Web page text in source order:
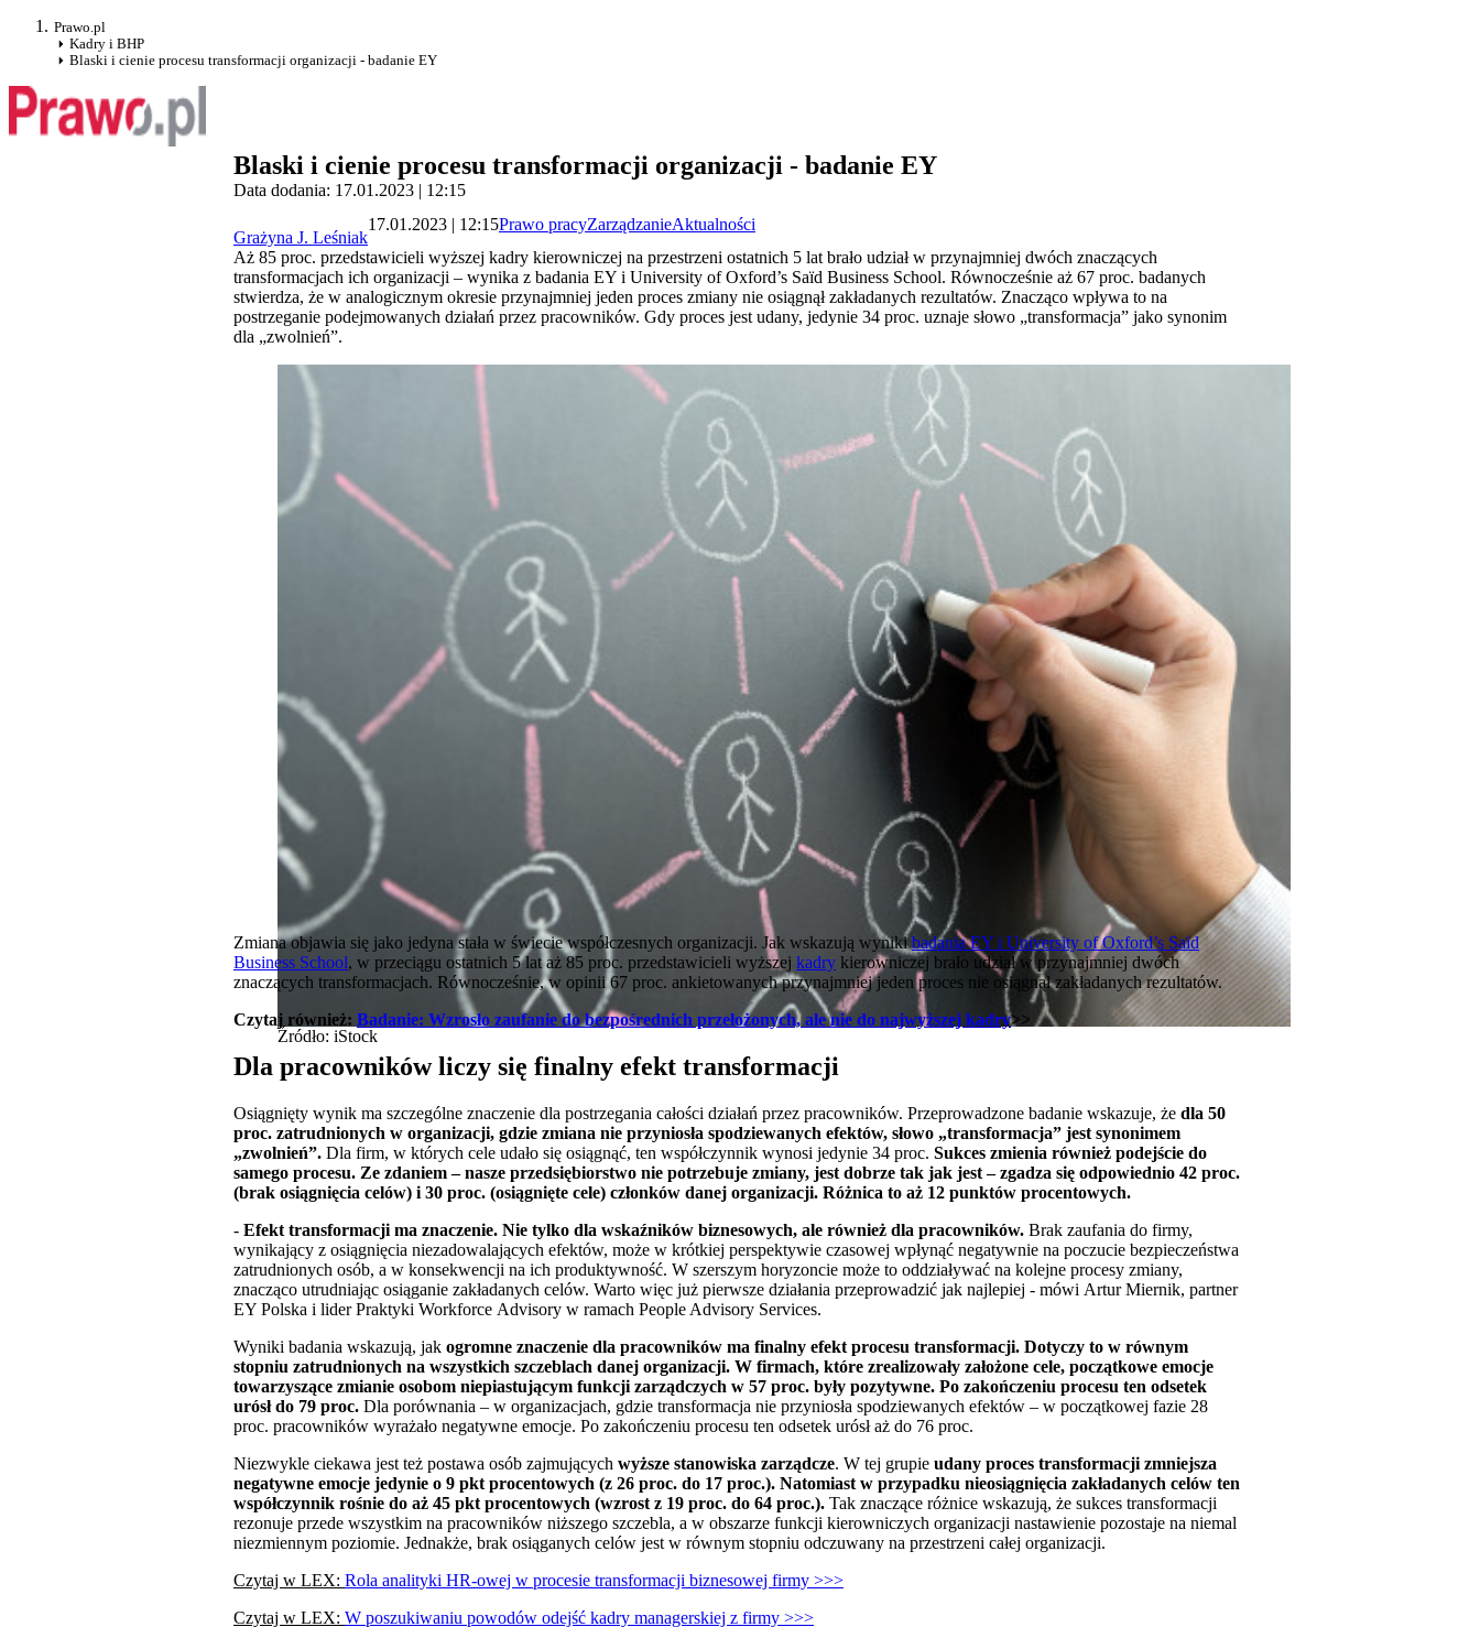
Prawo.pl
Kadry i BHP
Blaski i cienie procesu transformacji organizacji - badanie EY
Blaski i cienie procesu transformacji organizacji - badanie EY
Data dodania: 17.01.2023 | 12:15
Grażyna J. Leśniak
17.01.2023 | 12:15Prawo pracyZarządzanieAktualności
Aż 85 proc. przedstawicieli wyższej kadry kierowniczej na przestrzeni ostatnich 5 lat brało udział w przynajmniej dwóch znaczących
transformacjach ich organizacji – wynika z badania EY i University of Oxford’s Saïd Business School. Równocześnie aż 67 proc. badanych
stwierdza, że w analogicznym okresie przynajmniej jeden proces zmiany nie osiągnął zakładanych rezultatów. Znacząco wpływa to na
postrzeganie podejmowanych działań przez pracowników. Gdy proces jest udany, jedynie 34 proc. uznaje słowo „transformacja” jako synonim
dla „zwolnień”.
Źródło: iStock
Zmiana objawia się jako jedyna stała w świecie współczesnych organizacji. Jak wskazują wynikibadania EY i University of Oxford’s Saïd
Business School, w przeciągu ostatnich 5 lat aż 85 proc. przedstawicieli wyższej kadry kierowniczej brało udział w przynajmniej dwóch
znaczących transformacjach. Równocześnie, w opinii 67 proc. ankietowanych przynajmniej jeden proces nie osiągnął zakładanych rezultatów.
Czytaj również: Badanie: Wzrosło zaufanie do bezpośrednich przełożonych, ale nie do najwyższej kadry>>
Dla pracowników liczy się finalny efekt transformacji
Osiągnięty wynik ma szczególne znaczenie dla postrzegania całości działań przez pracowników. Przeprowadzone badanie wskazuje, że dla 50
proc. zatrudnionych w organizacji, gdzie zmiana nie przyniosła spodziewanych efektów, słowo „transformacja” jest synonimem
„zwolnień”. Dla firm, w których cele udało się osiągnąć, ten współczynnik wynosi jedynie 34 proc. Sukces zmienia również podejście do
samego procesu. Ze zdaniem – nasze przedsiębiorstwo nie potrzebuje zmiany, jest dobrze tak jak jest – zgadza się odpowiednio 42 proc.
(brak osiągnięcia celów) i 30 proc. (osiągnięte cele) członków danej organizacji. Różnica to aż 12 punktów procentowych.
- Efekt transformacji ma znaczenie. Nie tylko dla wskaźników biznesowych, ale również dla pracowników. Brak zaufania do firmy,
wynikający z osiągnięcia niezadowalających efektów, może w krótkiej perspektywie czasowej wpłynąć negatywnie na poczucie bezpieczeństwa
zatrudnionych osób, a w konsekwencji na ich produktywność. W szerszym horyzoncie może to oddziaływać na kolejne procesy zmiany,
znacząco utrudniając osiąganie zakładanych celów. Warto więc już pierwsze działania przeprowadzić jak najlepiej - mówi Artur Miernik, partner
EY Polska i lider Praktyki Workforce Advisory w ramach People Advisory Services.
Wyniki badania wskazują, jak ogromne znaczenie dla pracowników ma finalny efekt procesu transformacji. Dotyczy to w równym
stopniu zatrudnionych na wszystkich szczeblach danej organizacji. W firmach, które zrealizowały założone cele, początkowe emocje
towarzyszące zmianie osobom niepiastującym funkcji zarządczych w 57 proc. były pozytywne. Po zakończeniu procesu ten odsetek
urósł do 79 proc. Dla porównania – w organizacjach, gdzie transformacja nie przyniosła spodziewanych efektów – w początkowej fazie 28
proc. pracowników wyrażało negatywne emocje. Po zakończeniu procesu ten odsetek urósł aż do 76 proc.
Niezwykle ciekawa jest też postawa osób zajmujących wyższe stanowiska zarządcze. W tej grupie udany proces transformacji zmniejsza
negatywne emocje jedynie o 9 pkt procentowych (z 26 proc. do 17 proc.). Natomiast w przypadku nieosiągnięcia zakładanych celów ten
współczynnik rośnie do aż 45 pkt procentowych (wzrost z 19 proc. do 64 proc.). Tak znaczące różnice wskazują, że sukces transformacji
rezonuje przede wszystkim na pracowników niższego szczebla, a w obszarze funkcji kierowniczych organizacji nastawienie pozostaje na niemal
niezmiennym poziomie. Jednakże, brak osiąganych celów jest w równym stopniu odczuwany na przestrzeni całej organizacji.
Czytaj w LEX: Rola analityki HR-owej w procesie transformacji biznesowej firmy >>>
Czytaj w LEX: W poszukiwaniu powodów odejść kadry managerskiej z firmy >>>